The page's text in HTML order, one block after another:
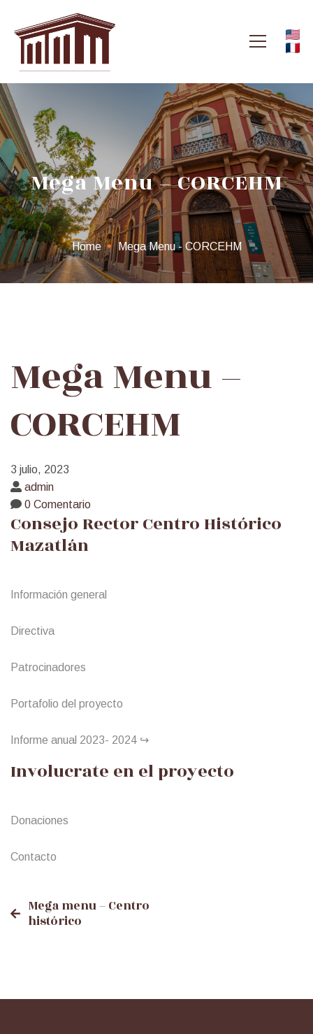
Mega Menu – CORCEHM
Home Mega Menu - CORCEHM
Mega
Menu
–
CORCEHM
Mega Menu –
CORCEHM
3 julio, 2023
admin
0 Comentario
Consejo Rector Centro Histórico
Mazatlán
Información general
Directiva
Patrocinadores
Portafolio del proyecto
Informe anual 2023- 2024 ↪
Involucrate en el proyecto
Donaciones
Contacto
Mensaje
navegación
Mega menu – Centro
histórico